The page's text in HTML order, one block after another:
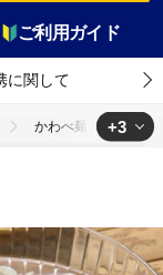
ご利用ガイド
に関して
かわべ麺 乾麺詰合せ
わべ麺 乾麺詰合せ 10袋
+3